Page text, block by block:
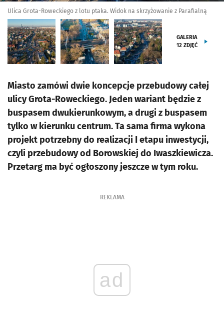
Ulica Grota-Roweckiego z lotu ptaka. Widok na skrzyżowanie z Parafialną
GALERIA
12 ZDJĘĆ
Miasto zamówi dwie koncepcje przebudowy całej
ulicy Grota-Roweckiego. Jeden wariant będzie z
buspasem dwukierunkowym, a drugi z buspasem
tylko w kierunku centrum. Ta sama firma wykona
projekt potrzebny do realizacji I etapu inwestycji,
czyli przebudowy od Borowskiej do Iwaszkiewicza.
Przetarg ma być ogłoszony jeszcze w tym roku.
REKLAMA
ad